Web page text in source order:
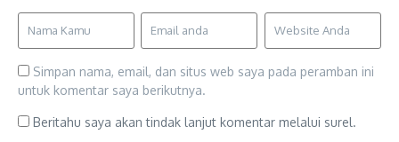
Simpan nama, email, dan situs web saya pada peramban ini
untuk komentar saya berikutnya.
Beritahu saya akan tindak lanjut komentar melalui surel.